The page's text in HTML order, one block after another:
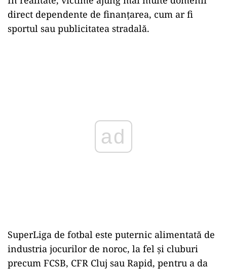
direct dependente de finanțarea, cum ar fi
sportul sau publicitatea stradală.
ad
SuperLiga de fotbal este puternic alimentată de
industria jocurilor de noroc, la fel și cluburi
precum FCSB, CFR Cluj sau Rapid, pentru a da